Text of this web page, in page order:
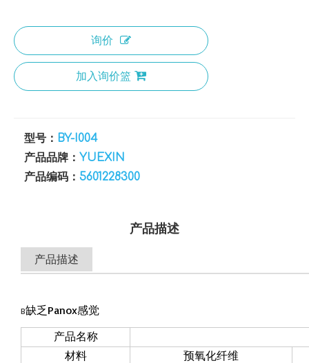
询价
加入询价篮
型号： BY-I004
产品品牌： YUEXIN
产品编码： 5601228300
产品描述
产品描述
B缺乏Panox感觉
产品名称
材料
预氧化纤维